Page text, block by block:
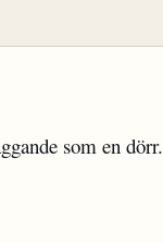
som en dörr.